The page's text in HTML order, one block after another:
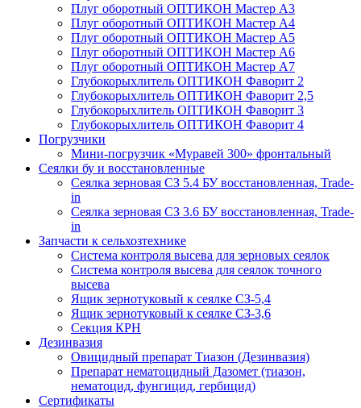
Плуг оборотный ОПТИКОН Мастер А3
Плуг оборотный ОПТИКОН Мастер А4
Плуг оборотный ОПТИКОН Мастер А5
Плуг оборотный ОПТИКОН Мастер А6
Плуг оборотный ОПТИКОН Мастер А7
Глубокорыхлитель ОПТИКОН Фаворит 2
Глубокорыхлитель ОПТИКОН Фаворит 2,5
Глубокорыхлитель ОПТИКОН Фаворит 3
Глубокорыхлитель ОПТИКОН Фаворит 4
Погрузчики
Мини-погрузчик «Муравей 300» фронтальный
Сеялки бу и восстановленные
Сеялка зерновая СЗ 5.4 БУ восстановленная, Trade-
in
Сеялка зерновая СЗ 3.6 БУ восстановленная, Trade-
in
Запчасти к сельхозтехнике
Система контроля высева для зерновых сеялок
Система контроля высева для сеялок точного
высева
Ящик зернотуковый к сеялке СЗ-5,4
Ящик зернотуковый к сеялке СЗ-3,6
Секция КРН
Дезинвазия
Овицидный препарат Тиазон (Дезинвазия)
Препарат нематоцидный Дазомет (тиазон,
нематоцид, фунгицид, гербицид)
Сертификаты